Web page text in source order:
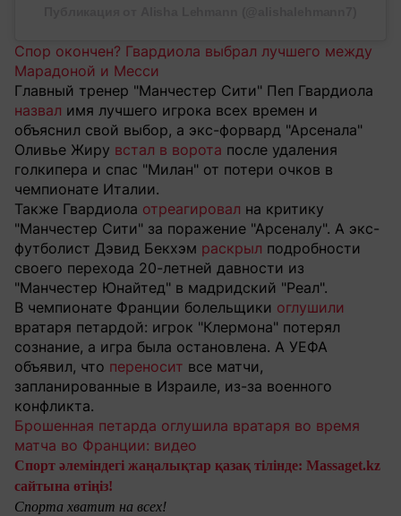
Спор окончен? Гвардиола выбрал лучшего между
Марадоной и Месси
Главный тренер "Манчестер Сити" Пеп Гвардиола
назвал имя лучшего игрока всех времен и
объяснил свой выбор, а экс-форвард "Арсенала"
Оливье Жиру встал в ворота после удаления
голкипера и спас "Милан" от потери очков в
чемпионате Италии.
Также Гвардиола отреагировал на критику
"Манчестер Сити" за поражение "Арсеналу". А экс-
футболист Дэвид Бекхэм раскрыл подробности
своего перехода 20-летней давности из
"Манчестер Юнайтед" в мадридский "Реал".
В чемпионате Франции болельщики оглушили
вратаря петардой: игрок "Клермона" потерял
сознание, а игра была остановлена. А УЕФА
объявил, что переносит все матчи,
запланированные в Израиле, из-за военного
конфликта.
Брошенная петарда оглушила вратаря во время
матча во Франции: видео
Спорт әлеміндегі жаңалықтар қазақ тілінде: Massaget.kz
сайтына өтіңіз!
Спорта хватит на всех!